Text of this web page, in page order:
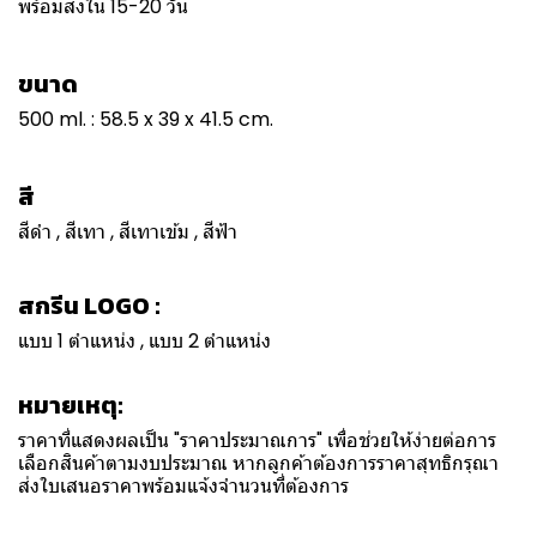
พร้อมส่งใน 15-20 วัน
ขนาด
500 ml. : 58.5 x 39 x 41.5 cm.
สี
สีดำ , สีเทา , สีเทาเข้ม , สีฟ้า
สกรีน LOGO :
แบบ 1 ตำแหน่ง , แบบ 2 ตำแหน่ง
หมายเหตุ:
ราคาที่แสดงผลเป็น "ราคาประมาณการ" เพื่อช่วยให้ง่ายต่อการ
เลือกสินค้าตามงบประมาณ หากลูกค้าต้องการราคาสุทธิกรุณา
ส่งใบเสนอราคาพร้อมแจ้งจำนวนที่ต้องการ